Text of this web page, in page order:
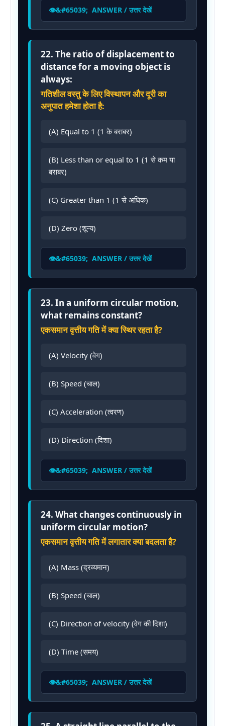
ANSWER / उत्तर देखें
22. The ratio of displacement to
distance for a moving object is
always:
गतिशील वस्तु के लिए विस्थापन और दूरी का
अनुपात हमेशा होता है:
(A) Equal to 1 (1 के बराबर)
(B) Less than or equal to 1 (1 से कम या
बराबर)
(C) Greater than 1 (1 से अधिक)
(D) Zero (शून्य)
ANSWER / उत्तर देखें
23. In a uniform circular motion,
what remains constant?
एकसमान वृत्तीय गति में क्या स्थिर रहता है?
(A) Velocity (वेग)
(B) Speed (चाल)
(C) Acceleration (त्वरण)
(D) Direction (दिशा)
ANSWER / उत्तर देखें
24. What changes continuously in
uniform circular motion?
एकसमान वृत्तीय गति में लगातार क्या बदलता है?
(A) Mass (द्रव्यमान)
(B) Speed (चाल)
(C) Direction of velocity (वेग की दिशा)
(D) Time (समय)
ANSWER / उत्तर देखें